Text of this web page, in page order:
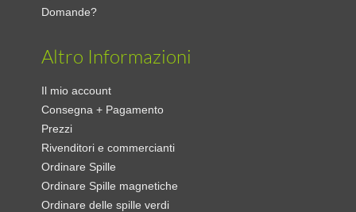
Domande?
Altro Informazioni
Il mio account
Consegna + Pagamento
Prezzi
Rivenditori e commercianti
Ordinare Spille
Ordinare Spille magnetiche
Ordinare delle spille verdi